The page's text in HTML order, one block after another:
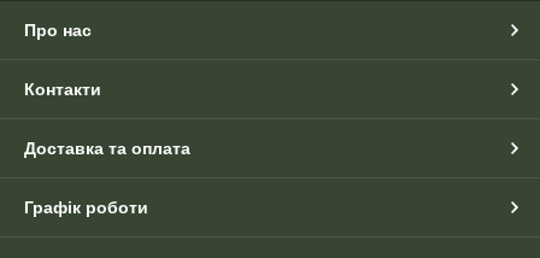
Про нас
Контакти
Доставка та оплата
Графік роботи